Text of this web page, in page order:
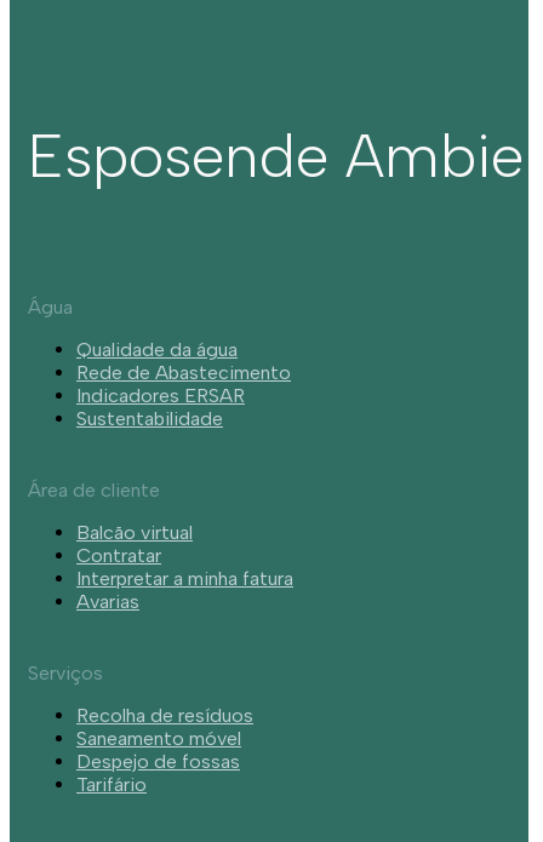
Esposende
Água
Qualidade da água
Rede de Abastecimento
Indicadores ERSAR
Sustentabilidade
Área de cliente
Balcão virtual
Contratar
Interpretar a minha fatura
Avarias
Serviços
Recolha de resíduos
Saneamento móvel
Despejo de fossas
Tarifário